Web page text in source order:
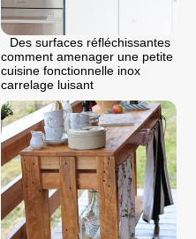
Des surfaces réfléchissantes
comment amenager une petite
cuisine fonctionnelle inox
carrelage luisant